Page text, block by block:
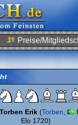
Preise/
Erik (Torben
Elo 1720)